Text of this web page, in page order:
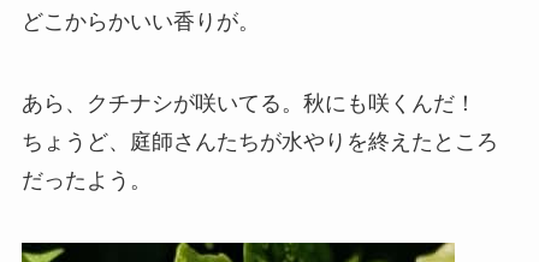
どこからかいい香りが。
あら、クチナシが咲いてる。秋にも咲くんだ！
ちょうど、庭師さんたちが水やりを終えたところ
だったよう。